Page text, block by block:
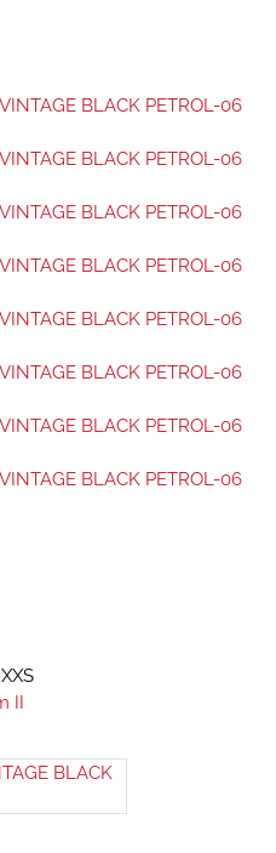
BLACK PETROL-06
BLACK PETROL-06
BLACK PETROL-06
BLACK PETROL-06
BLACK PETROL-06
BLACK PETROL-06
BLACK PETROL-06
BLACK PETROL-06
II